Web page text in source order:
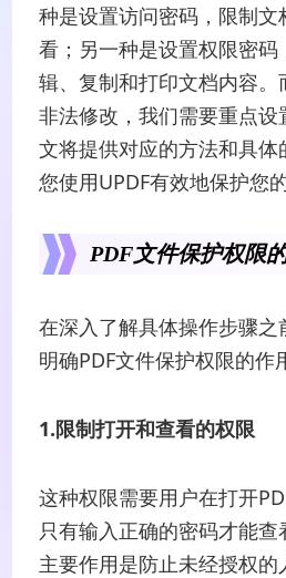
种是设置访问密码，限制文
看；另一种是设置权限密码
辑、复制和打印文档内容。
非法修改，我们需要重点设
文将提供对应的方法和具体
您使用UPDF有效地保护您的
PDF文件保护权限
在深入了解具体操作步骤
明确PDF文件保护权限的作
1.限制打开和查看的权限
这种权限需要用户在打开
只有输入正确的密码才能
主要作用是防止未经授权